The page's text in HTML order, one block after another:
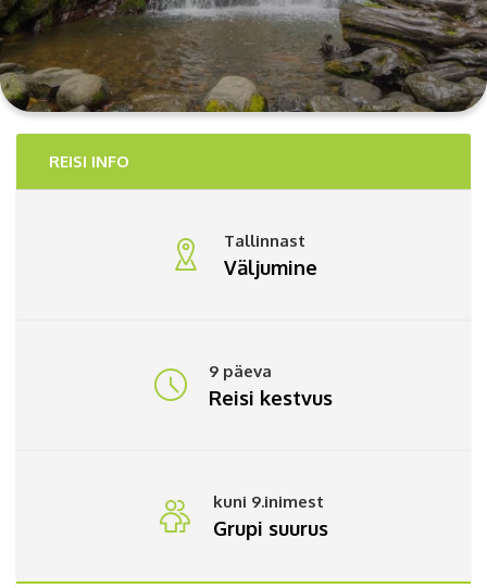
REISI INFO
Tallinnast
Väljumine
9 päeva
Reisi kestvus
kuni 9.inimest
Grupi suurus